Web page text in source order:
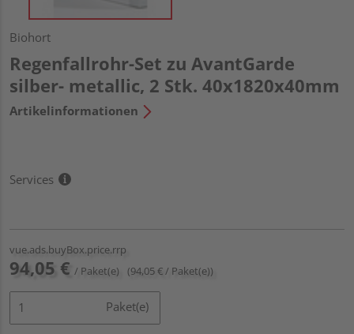
Biohort
Regenfallrohr-Set zu AvantGarde
silber- metallic, 2 Stk. 40x1820x40mm
Artikelinformationen
Services
vue.ads.buyBox.price.rrp
94,05 € / Paket(e) (94,05 € / Paket(e))
Paket(e)